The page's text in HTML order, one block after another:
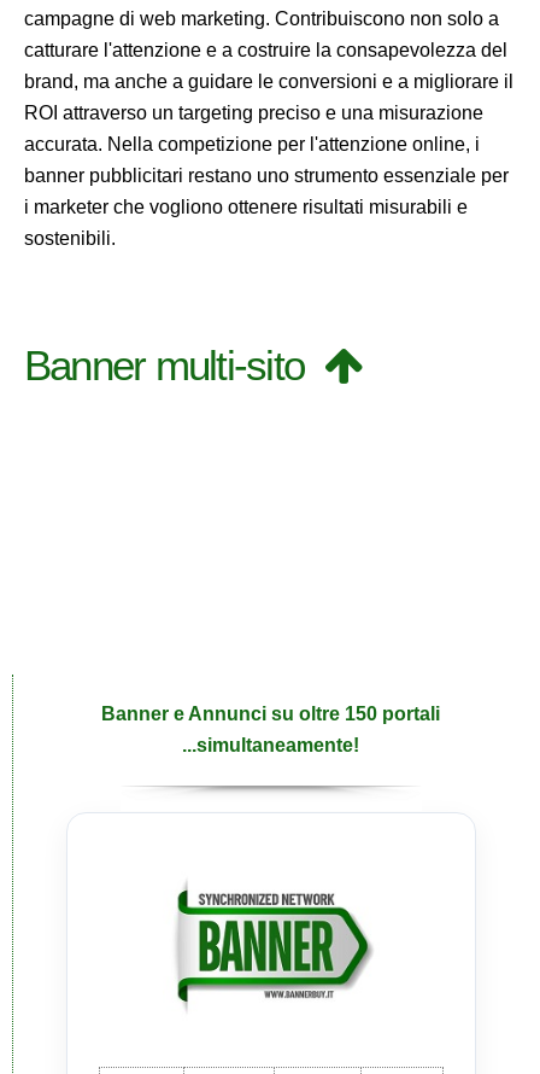
campagne di web marketing. Contribuiscono non solo a
catturare l'attenzione e a costruire la consapevolezza del
brand, ma anche a guidare le conversioni e a migliorare il
ROI attraverso un targeting preciso e una misurazione
accurata. Nella competizione per l'attenzione online, i
banner pubblicitari restano uno strumento essenziale per
i marketer che vogliono ottenere risultati misurabili e
sostenibili.
Banner multi-sito
Banner e Annunci su oltre 150 portali
...simultaneamente!